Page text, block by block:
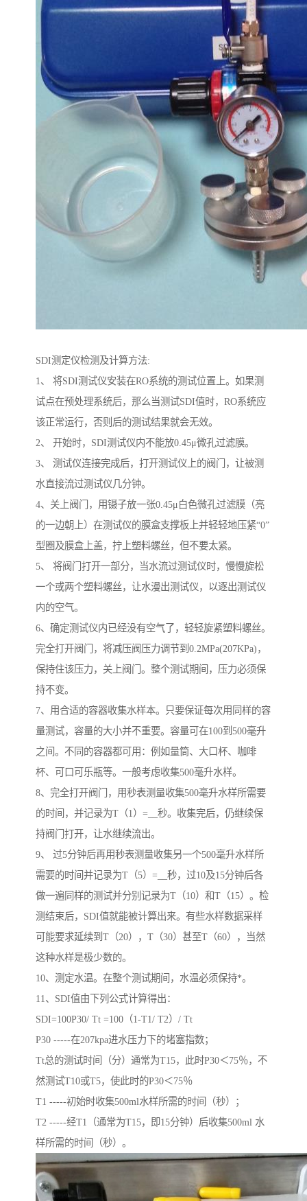
SDI测定仪检测及计算方法:
1、 将SDI测试仪安装在RO系统的测试位置上。如果测
试点在预处理系统后，那么当测试SDI值时，RO系统应
该正常运行，否则后的测试结果就会无效。
2、 开始时，SDI测试仪内不能放0.45μ微孔过滤膜。
3、 测试仪连接完成后，打开测试仪上的阀门，让被测
水直接流过测试仪几分钟。
4、关上阀门，用镊子放一张0.45μ白色微孔过滤膜（亮
的一边朝上）在测试仪的膜盒支撑板上并轻轻地压紧“0”
型圈及膜盒上盖，拧上塑料螺丝，但不要太紧。
5、 将阀门打开一部分，当水流过测试仪时，慢慢旋松
一个或两个塑料螺丝，让水漫出测试仪，以逐出测试仪
内的空气。
6、确定测试仪内已经没有空气了，轻轻旋紧塑料螺丝。
完全打开阀门，将减压阀压力调节到0.2MPa(207KPa)，
保持住该压力，关上阀门。整个测试期间，压力必须保
持不变。
7、用合适的容器收集水样本。只要保证每次用同样的容
量测试，容量的大小并不重要。容量可在100到500毫升
之间。不同的容器都可用：例如量筒、大口杯、咖啡
杯、可口可乐瓶等。一般考虑收集500毫升水样。
8、完全打开阀门，用秒表测量收集500毫升水样所需要
的时间，并记录为T（1）=__秒。收集完后，仍继续保
持阀门打开，让水继续流出。
9、 过5分钟后再用秒表测量收集另一个500毫升水样所
需要的时间并记录为T（5）=__秒，过10及15分钟后各
做一遍同样的测试并分别记录为T（10）和T（15）。检
测结束后，SDI值就能被计算出来。有些水样数据采样
可能要求延续到T（20），T（30）甚至T（60），当然
这种水样是极少数的。
10、测定水温。在整个测试期间，水温必须保持*。
11、SDI值由下列公式计算得出：
SDI=100P30/ Tt =100（1-T1/ T2）/ Tt
P30 -----在207kpa进水压力下的堵塞指数；
Tt总的测试时间（分）通常为T15，此时P30＜75％，不
然测试T10或T5，使此时的P30＜75％
T1 -----初始时收集500ml水样所需的时间（秒）；
T2 -----经T1（通常为T15，即15分钟）后收集500ml 水
样所需的时间（秒）。